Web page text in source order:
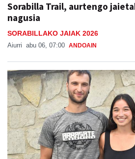
Sorabilla Trail, aurtengo
nagusia
SORABILLAKO JAIAK 2026
Aiurri abu 06, 07:00 ANDOAIN